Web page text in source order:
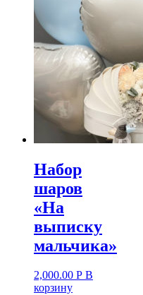
Набор
шаров
«На
выписку
мальчика»
2,000.00 Р В
корзину